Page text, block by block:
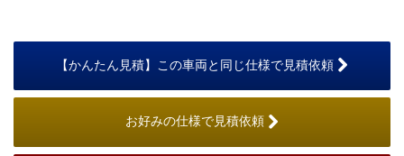
【かんたん見積】この車両と同じ仕様で見積依頼
お好みの仕様で見積依頼